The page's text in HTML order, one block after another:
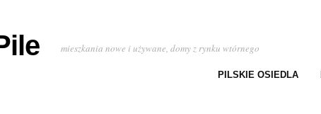
mieszkania nowe i używane, domy z rynku wtórnego
PILSKIE OSIEDLA